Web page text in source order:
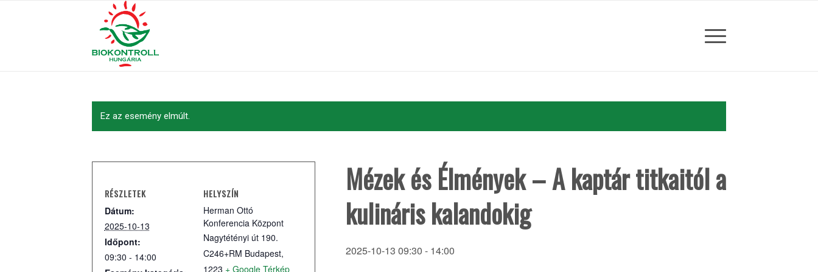
Ez az esemény elmúlt.
Mézek és Élmények – A kaptár titkaitól a
kulináris kalandokig
2025-10-13 09:30 - 14:00
RÉSZLETEK
Dátum:
2025-10-13
Időpont:
09:30 - 14:00
HELYSZÍN
Herman Ottó
Konferencia Központ
Nagytétényi út 190.
C246+RM Budapest,
1223 + Google Térkép